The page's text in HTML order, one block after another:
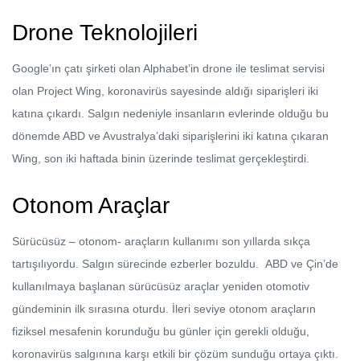
Drone Teknolojileri
Google’ın çatı şirketi olan Alphabet’in drone ile teslimat servisi
olan Project Wing, koronavirüs sayesinde aldığı siparişleri iki
katına çıkardı. Salgın nedeniyle insanların evlerinde olduğu bu
dönemde ABD ve Avustralya’daki siparişlerini iki katına çıkaran
Wing, son iki haftada binin üzerinde teslimat gerçekleştirdi.
Otonom Araçlar
Sürücüsüz – otonom- araçların kullanımı son yıllarda sıkça
tartışılıyordu. Salgın sürecinde ezberler bozuldu. ABD ve Çin’de
kullanılmaya başlanan sürücüsüz araçlar yeniden otomotiv
gündeminin ilk sırasına oturdu. İleri seviye otonom araçların
fiziksel mesafenin korunduğu bu günler için gerekli olduğu,
koronavirüs salgınına karşı etkili bir çözüm sunduğu ortaya çıktı.